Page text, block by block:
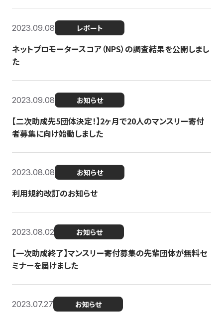
2023.09.08 レポート
ネットプロモータースコア（NPS）の調査結果を公開しまし
た
2023.09.08 お知らせ
【二次助成先5団体決定！】2ヶ月で20人のマンスリー寄付
者募集に向け始動しました
2023.08.08 お知らせ
利用規約改訂のお知らせ
2023.08.02 お知らせ
【一次助成終了】マンスリー寄付募集の先輩団体が無料セ
ミナーを届けました
2023.07.27 お知らせ